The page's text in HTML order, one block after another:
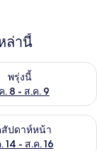
ล่านี้
. 8
พรุ่งนี้
. 8 - ส.ค. 9
วนห้องพักว่างใน
7 - ส.ค. 9
ปดาห์หน้า
14 - ส.ค. 16
วนห้องพักว่างใน